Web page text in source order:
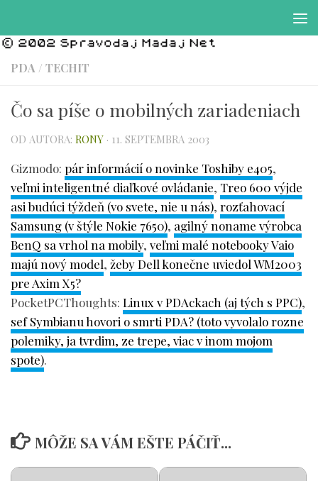
PDA / TECHIT
Čo sa píše o mobilných zariadeniach
OD AUTORA: RONY · 11. SEPTEMBRA 2003
Gizmodo: pár informácií o novinke Toshiby e405,
veľmi inteligentné diaľkové ovládanie, Treo 600 výjde
asi budúci týždeň (vo svete, nie u nás), rozťahovací
Samsung (v štýle Nokie 7650), agilný noname výrobca
BenQ sa vrhol na mobily, veľmi malé notebooky Vaio
majú nový model, žeby Dell konečne uviedol WM2003
pre Axim X5?
PocketPCThoughts: Linux v PDAckach (aj tých s PPC),
sef Symbianu hovori o smrti PDA? (toto vyvolalo rozne
polemiky, ja tvrdim, ze trepe, viac v inom mojom
spote).
MÔŽE SA VÁM EŠTE PÁČIŤ...